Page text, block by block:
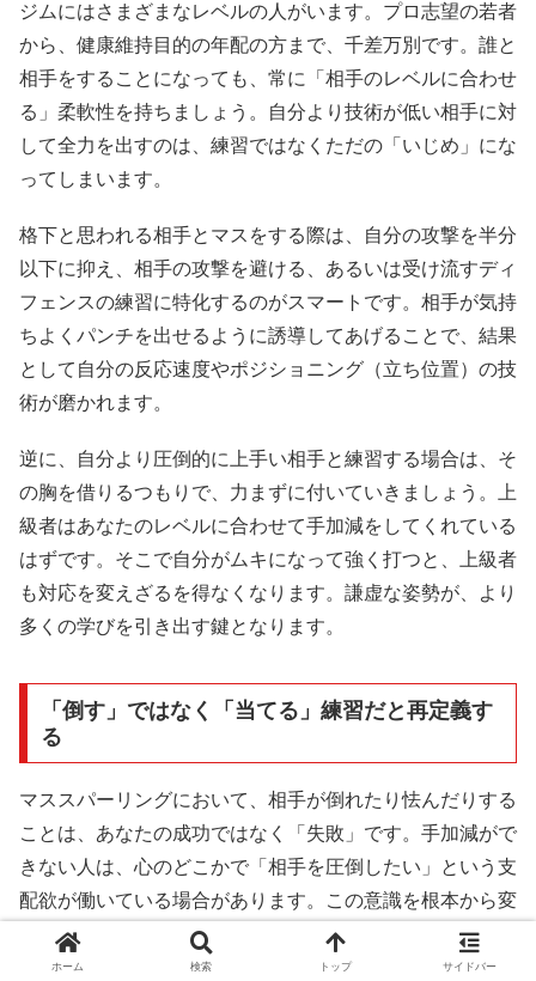
ジムにはさまざまなレベルの人がいます。プロ志望の若者
から、健康維持目的の年配の方まで、千差万別です。誰と
相手をすることになっても、常に「相手のレベルに合わせ
る」柔軟性を持ちましょう。自分より技術が低い相手に対
して全力を出すのは、練習ではなくただの「いじめ」にな
ってしまいます。
格下と思われる相手とマスをする際は、自分の攻撃を半分
以下に抑え、相手の攻撃を避ける、あるいは受け流すディ
フェンスの練習に特化するのがスマートです。相手が気持
ちよくパンチを出せるように誘導してあげることで、結果
として自分の反応速度やポジショニング（立ち位置）の技
術が磨かれます。
逆に、自分より圧倒的に上手い相手と練習する場合は、そ
の胸を借りるつもりで、力まずに付いていきましょう。上
級者はあなたのレベルに合わせて手加減をしてくれている
はずです。そこで自分がムキになって強く打つと、上級者
も対応を変えざるを得なくなります。謙虚な姿勢が、より
多くの学びを引き出す鍵となります。
「倒す」ではなく「当てる」練習だと再定義す
る
マススパーリングにおいて、相手が倒れたり怯んだりする
ことは、あなたの成功ではなく「失敗」です。手加減がで
きない人は、心のどこかで「相手を圧倒したい」という支
配欲が働いている場合があります。この意識を根本から変
える必要があります。
ホーム 検索 トップ サイドバー